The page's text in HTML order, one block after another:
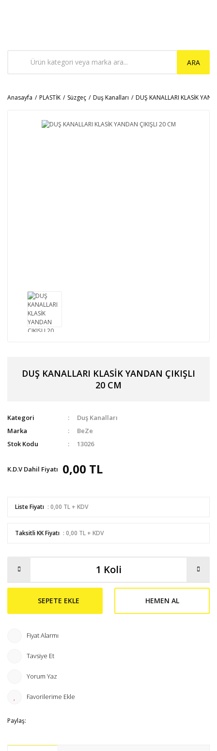
ARA
Anasayfa PLASTİK Süzgeç Duş Kanalları DUŞ KANALLARI KLASİK
DUŞ KANALLARI KLASİK YANDAN ÇIKIŞLI
20 CM
Kategori
Duş Kanalları
Marka
BeZe
Stok Kodu
13026
K.D.V Dahil Fiyatı 0,00 TL
Liste Fiyatı : 0,00 TL + KDV
Taksitli KK Fiyatı : 0,00 TL + KDV
SEPETE EKLE HEMEN AL
Fiyat Alarmı
Tavsiye Et
Yorum Yaz
Paylaş: